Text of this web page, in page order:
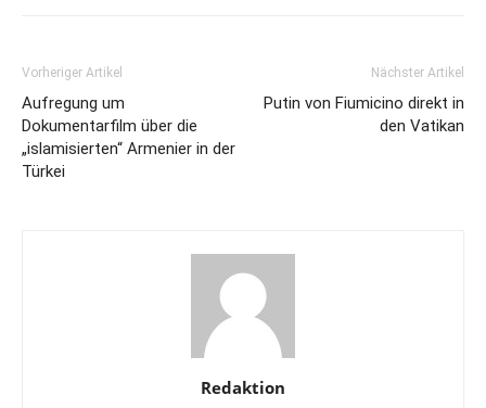
Vorheriger Artikel
Aufregung um
Dokumentarfilm über die
„islamisierten“ Armenier in der
Türkei
Nächster Artikel
Putin von Fiumicino direkt in
den Vatikan
Redaktion